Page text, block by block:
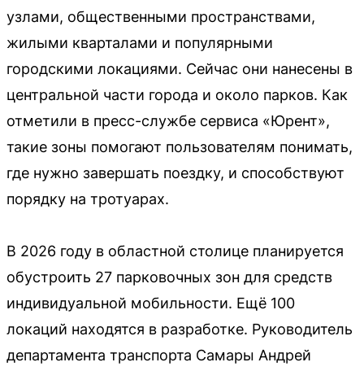
узлами, общественными пространствами,
жилыми кварталами и популярными
городскими локациями. Сейчас они нанесены в
центральной части города и около парков. Как
отметили в пресс-службе сервиса «Юрент»,
такие зоны помогают пользователям понимать,
где нужно завершать поездку, и способствуют
порядку на тротуарах.
В 2026 году в областной столице планируется
обустроить 27 парковочных зон для средств
индивидуальной мобильности. Ещё 100
локаций находятся в разработке. Руководитель
департамента транспорта Самары Андрей